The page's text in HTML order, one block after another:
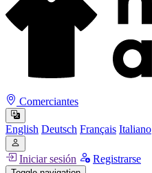
Comerciantes
English Deutsch Français Italiano
Iniciar sesión Registrarse